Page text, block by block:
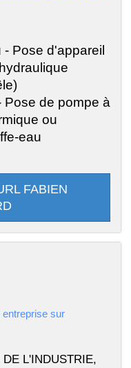
Pose d'appareil
Pose de pompe à
ou
eau
FABIEN
sur
DE L'INDUSTRIE,